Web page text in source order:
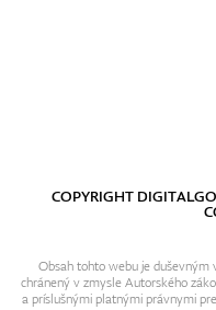
COPYRIGHT
Obsah tohto webu je duševným
chránený v zmysle Autorského
a príslušnými platnými právnymi